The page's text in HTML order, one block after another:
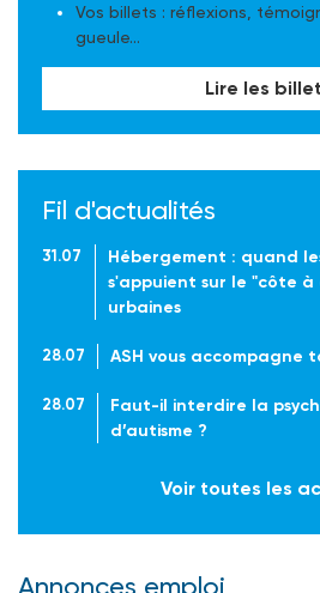
Vos billets : réflexions,
gueule...
Lire les
Fil d'actualités
31.07
Hébergement : quand
s'appuient sur le "côte à
urbaines
28.07 ASH vous accompagne
28.07
Faut-il interdire la
d’autisme ?
Voir toutes les
Annonces emploi